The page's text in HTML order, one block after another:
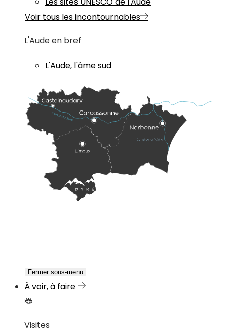
Voir tous les incontournables
L'Aude en bref
L'Aude, l'âme sud
Fermer sous-menu
À voir, à faire
Visites